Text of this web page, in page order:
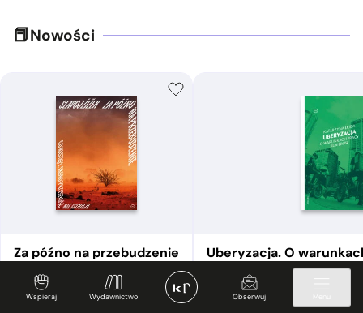
Wspieraj Wydawnictwo Obserwuj
Nowości
Za późno na przebudzenie
Slavoj Žižek
24,95
Uberyzacja. O
Katarzyna Duda
24,95zł